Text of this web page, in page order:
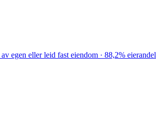
egen eller leid fast eiendom · 88,2% eierandel